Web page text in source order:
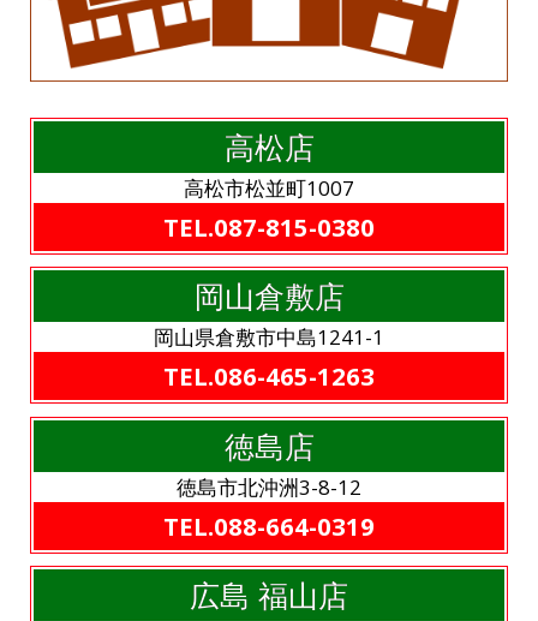
高松店
高松市松並町1007
TEL.087-815-0380
岡山倉敷店
岡山県倉敷市中島1241-1
TEL.086-465-1263
徳島店
徳島市北沖洲3-8-12
TEL.088-664-0319
広島 福山店